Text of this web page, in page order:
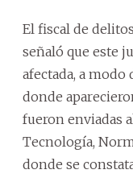
El fiscal de
señaló que este
afectada, a modo
donde
fueron enviadas
Tecnología,
donde se